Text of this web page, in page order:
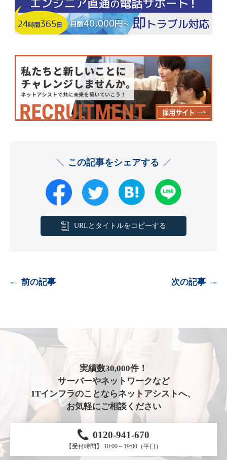
この記事をシェアする
URLとタイトルをコピーする
前の記事 次の記事
実績数30,000件！
サーバーやネットワークなど
ITインフラのことならネットアシストへ、
お気軽にご相談ください
0120-941-670
【受付時間】 10:00～19:00（平日）